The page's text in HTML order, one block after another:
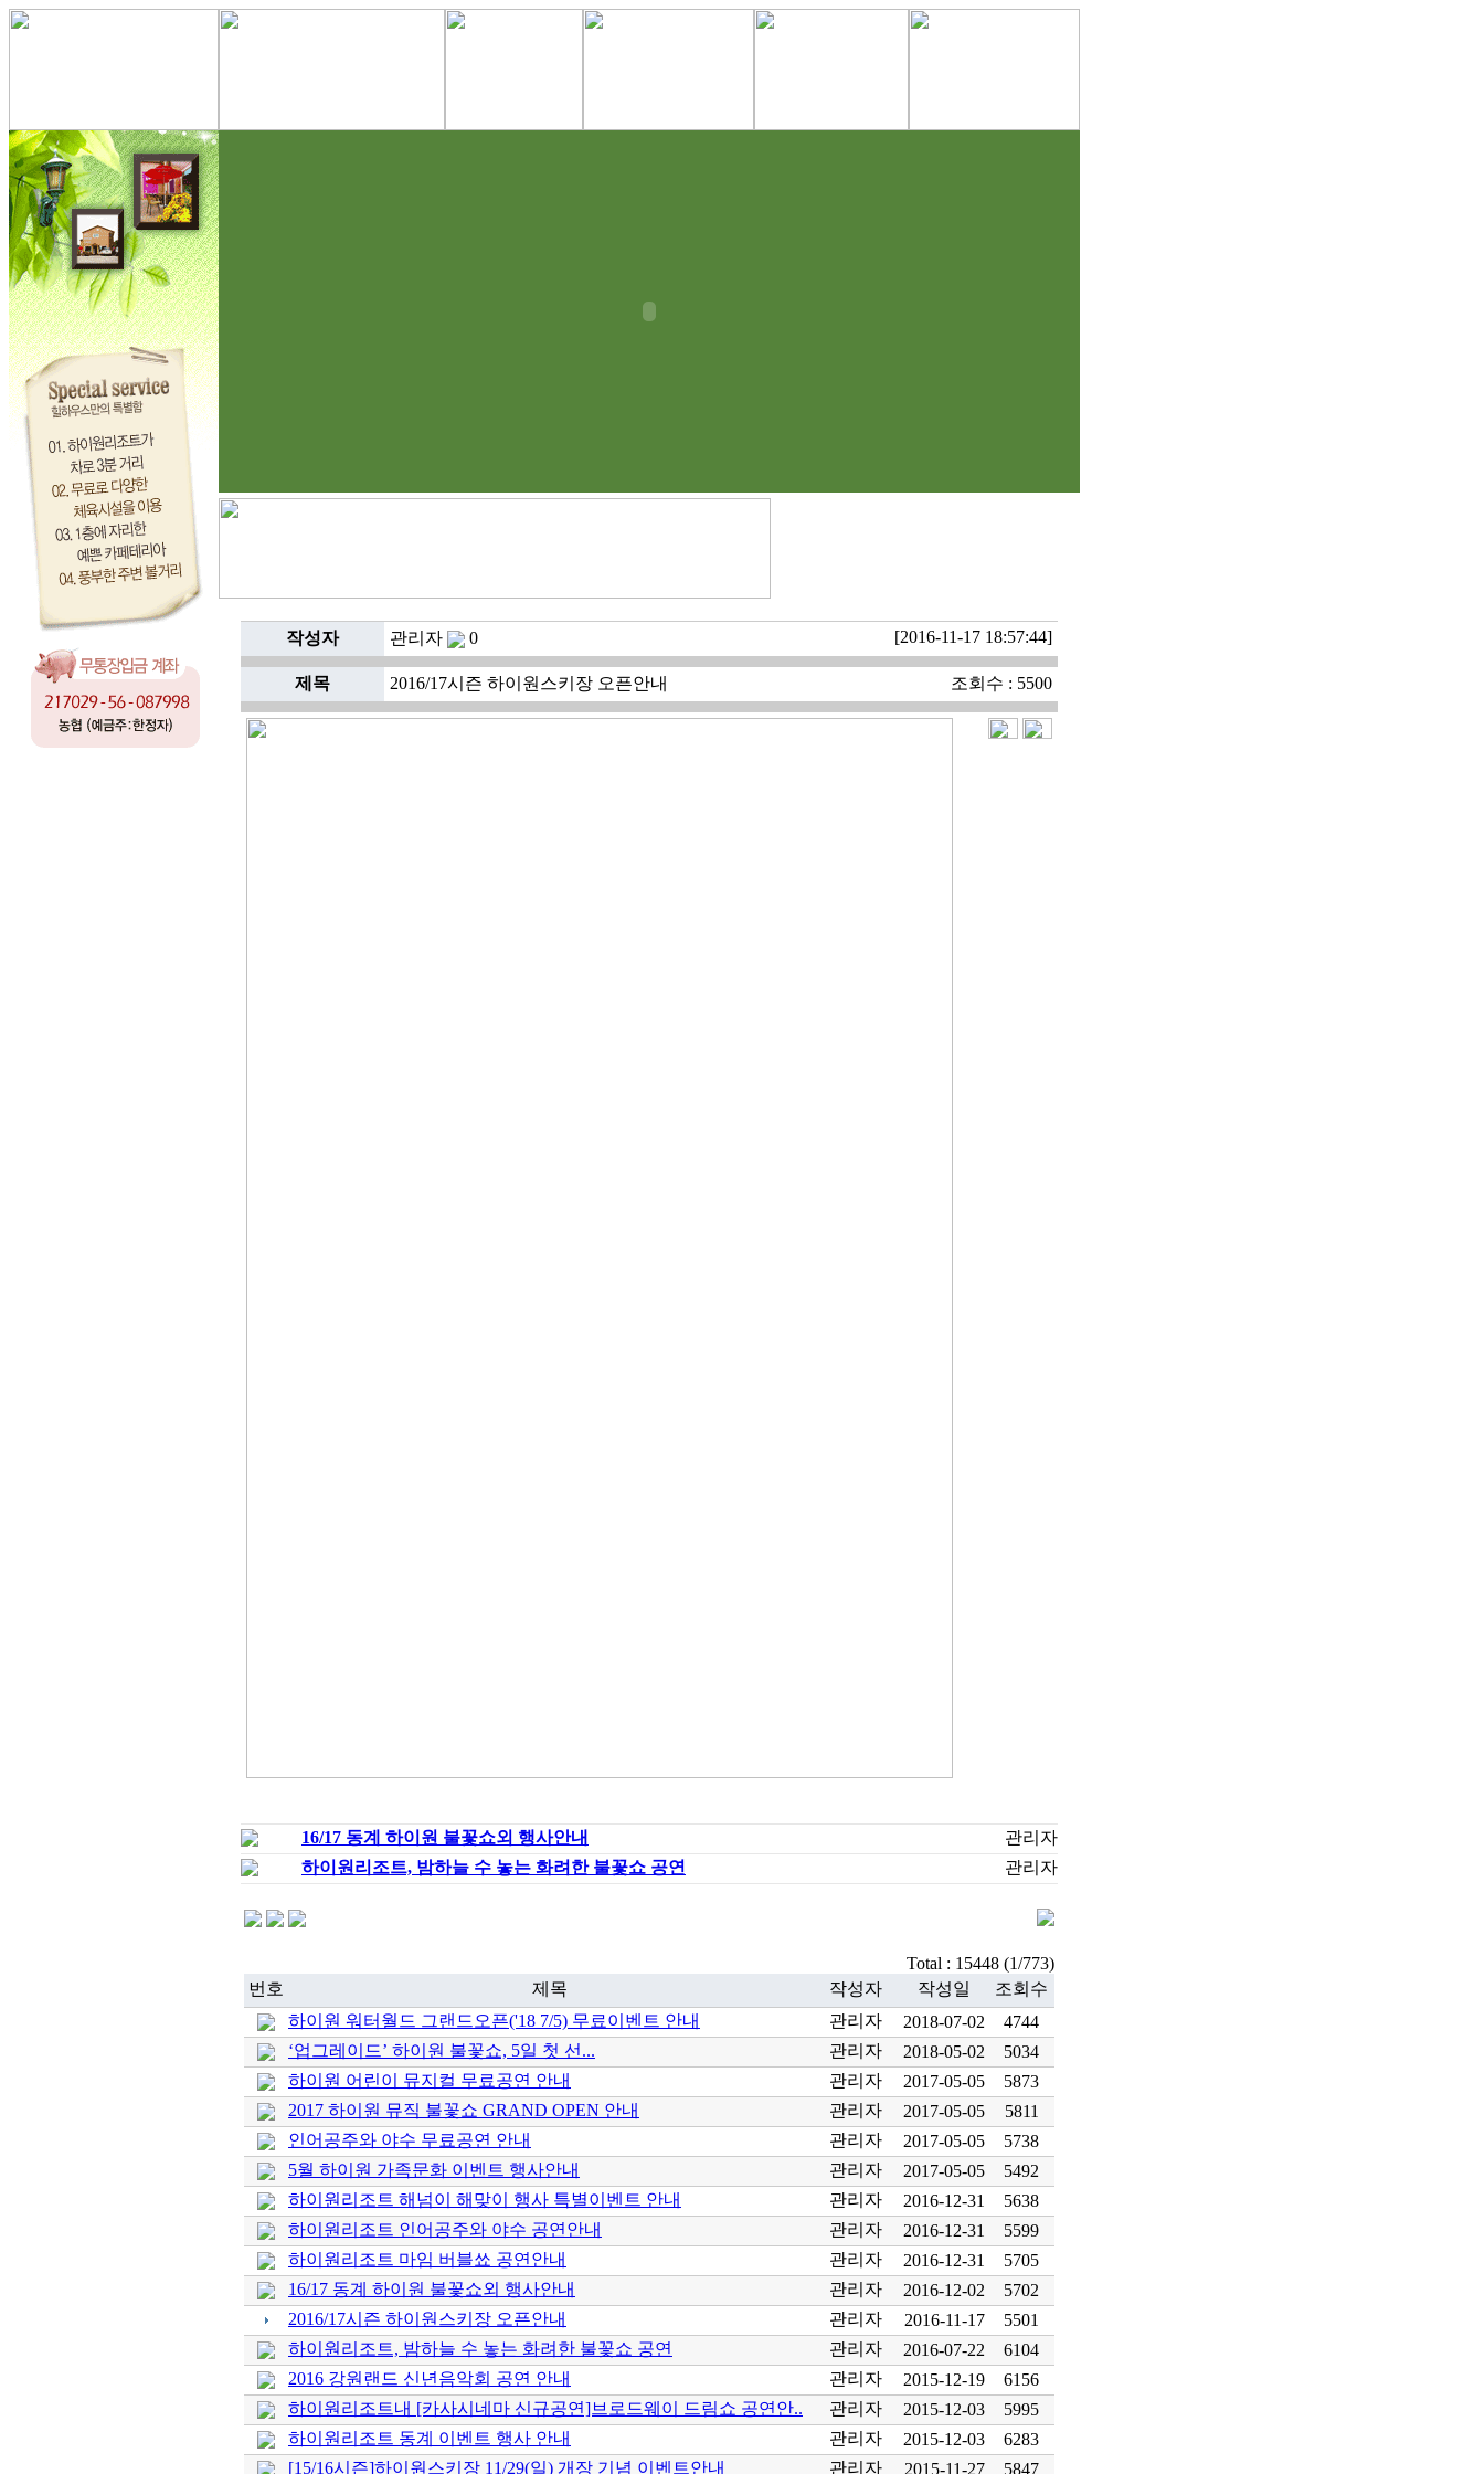
작성자 관리자 0 [2016-11-17 18:57:44]
제목 2016/17시즌 하이원스키장 오픈안내 조회수 : 5500
16/17 동계 하이원 불꽃쇼외 행사안내
관리자
하이원리조트, 밤하늘 수 놓는 화려한 불꽃쇼 공연
관리자
Total : 15448 (1/773)
번호
제목 작성자 작성일
조회수
하이원 워터월드 그랜드오픈('18 7/5) 무료이벤트 안내
관리자 2018-07-02
4744
‘업그레이드’ 하이원 불꽃쇼, 5일 첫 선...
관리자 2018-05-02
5034
하이원 어린이 뮤지컬 무료공연 안내
관리자 2017-05-05
5873
2017 하이원 뮤직 불꽃쇼 GRAND OPEN 안내
관리자 2017-05-05
5811
인어공주와 야수 무료공연 안내
관리자 2017-05-05
5738
5월 하이원 가족문화 이벤트 행사안내
관리자 2017-05-05
5492
하이원리조트 해넘이 해맞이 행사 특별이벤트 안내
관리자 2016-12-31
5638
하이원리조트 인어공주와 야수 공연안내
관리자 2016-12-31
5599
하이원리조트 마임 버블쑈 공연안내
관리자 2016-12-31
5705
16/17 동계 하이원 불꽃쇼외 행사안내
관리자 2016-12-02
5702
2016/17시즌 하이원스키장 오픈안내
관리자 2016-11-17
5501
하이원리조트, 밤하늘 수 놓는 화려한 불꽃쇼 공연
관리자 2016-07-22
6104
2016 강원랜드 신년음악회 공연 안내
관리자 2015-12-19
6156
하이원리조트내 [카사시네마 신규공연]브로드웨이 드림쇼 공연안..
관리자 2015-12-03
5995
하이원리조트 동계 이벤트 행사 안내
관리자 2015-12-03
6283
[15/16시즌]하이원스키장 11/29(일) 개장 기념 이벤트안내
관리자 2015-11-27 5847